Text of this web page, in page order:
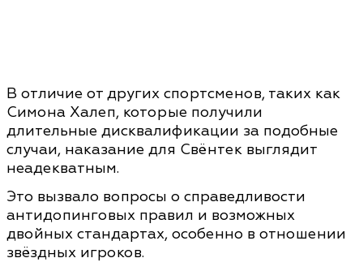
В отличие от других спортсменов, таких как
Симона Халеп, которые получили
длительные дисквалификации за подобные
случаи, наказание для Свёнтек выглядит
неадекватным.
Это вызвало вопросы о справедливости
антидопинговых правил и возможных
двойных стандартах, особенно в отношении
звёздных игроков.